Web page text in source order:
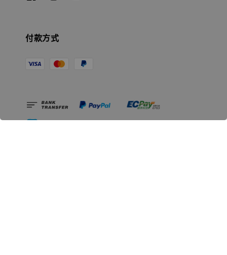
付款方式